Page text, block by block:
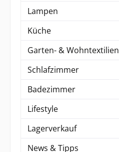
Lampen
Küche
Garten- & Wohntextilien
Schlafzimmer
Badezimmer
Lifestyle
Lagerverkauf
News & Tipps